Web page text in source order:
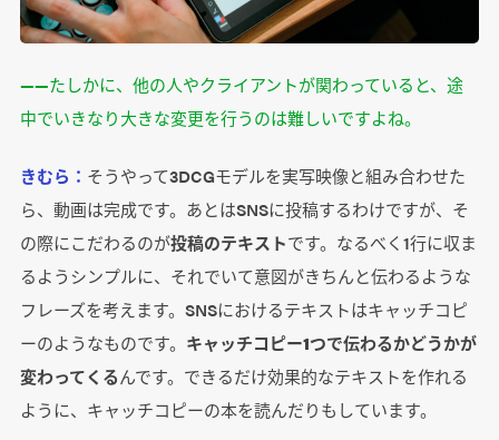
――たしかに、他の人やクライアントが関わっていると、途
中でいきなり大きな変更を行うのは難しいですよね。
きむら： そうやって3DCGモデルを実写映像と組み合わせた
ら、動画は完成です。あとはSNSに投稿するわけですが、そ
の際にこだわるのが投稿のテキストです。なるべく1行に収ま
るようシンプルに、それでいて意図がきちんと伝わるような
フレーズを考えます。SNSにおけるテキストはキャッチコピ
ーのようなものです。 キャッチコピー1つで伝わるかどうかが
変わってくるんです。できるだけ効果的なテキストを作れる
ように、キャッチコピーの本を読んだりもしています。